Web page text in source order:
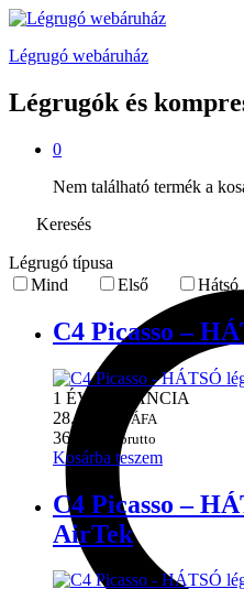
Légrugó webáruház
Légrugók és
0
Nem található termék a
Keresés
Légrugó típusa
Mind
Első Hátsó
C4 Picasso –
1 ÉV GARANCIA
28.346
Ft + ÁFA
36.000 Ft brutto
Kosárba teszem
C4 Picasso –
AirTek